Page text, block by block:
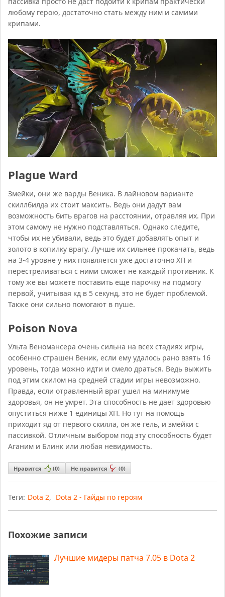
любому герою, достаточно стать между ним и самими
крипами.
Plague Ward
Змейки, они же варды Веника. В лайновом варианте
скиллбилда их стоит максить. Ведь они дадут вам
возможность бить врагов на расстоянии, отравляя их. При
этом самому не нужно подставляться. Однако следите,
чтобы их не убивали, ведь это будет добавлять опыт и
золото в копилку врагу. Лучше их сильнее прокачать, ведь
на 3-4 уровне у них появляется уже достаточно ХП и
перестреливаться с ними сможет не каждый противник. К
тому же вы можете поставить еще парочку на подмогу
первой, учитывая кд в 5 секунд, это не будет проблемой.
Также они сильно помогают в пуше.
Poison Nova
Ульта Веномансера очень сильна на всех стадиях игры,
особенно страшен Веник, если ему удалось рано взять 16
уровень, тогда можно идти и смело драться. Ведь выжить
под этим скилом на средней стадии игры невозможно.
Правда, если отравленный враг ушел на минимуме
здоровья, он не умрет. Эта способность не дает здоровью
опуститься ниже 1 единицы ХП. Но тут на помощь
приходит яд от первого скилла, он же гель, и змейки с
пассивкой. Отличным выбором под эту способность будет
Аганим и Блинк или любая невидимость.
Нравится (0) Не нравится (0)
Теги: Dota 2, Dota 2 - Гайды по героям
Похожие записи
Лучшие мидеры патча 7.05 в Dota 2